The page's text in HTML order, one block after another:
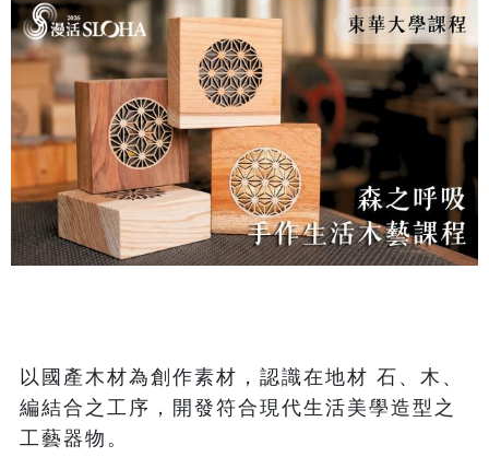
以國產木材為創作素材，認識在地材 石、木、
編結合之工序，開發符合現代生活美學造型之
工藝器物。